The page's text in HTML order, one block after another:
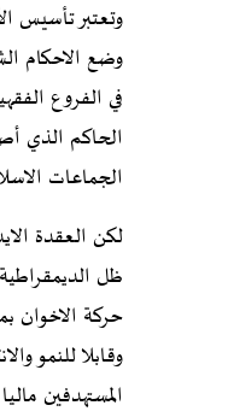
وتعتبر تأسيس
وضع الاحكام
في الفروع
الحاكم الذي
الجماعات
لكن العقدة
ظل
المستهدفين